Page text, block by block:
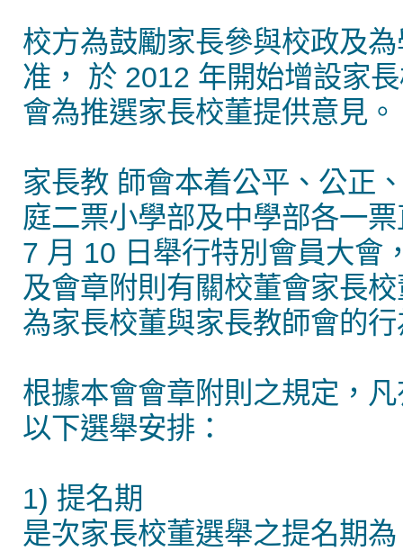
校方為鼓勵家長參與校政及
准， 於 2012 年開始增設家
會為推選家長校董提供意見。
家長教 師會本着公平、公正
庭二票小學部及中學部各一
7 月 10 日舉行特別會員大會
及會章附則有關校董會家長
為家長校董與家長教師會的
根據本會會章附則之規定，
以下選舉安排：
1) 提名期
是次家長校董選舉之提名期